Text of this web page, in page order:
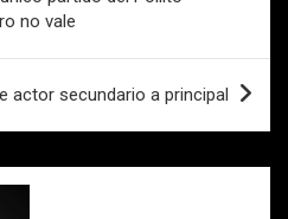
ar
tir
no vale
actor secundario a principal